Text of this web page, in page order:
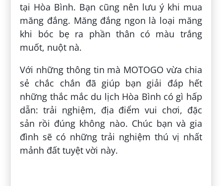
tại Hòa Bình. Bạn cũng nên lưu ý khi mua
măng đắng. Măng đắng ngon là loại măng
khi bóc bẹ ra phần thân có màu trắng
muốt, nuột nà.
Với những thông tin mà MOTOGO vừa chia
sẻ chắc chắn đã giúp bạn giải đáp hết
những thắc mắc du lịch Hòa Bình có gì hấp
dẫn: trải nghiệm, địa điểm vui chơi, đặc
sản rồi đúng không nào. Chúc bạn và gia
đình sẽ có những trải nghiệm thú vị nhất
mảnh đất tuyệt vời này.